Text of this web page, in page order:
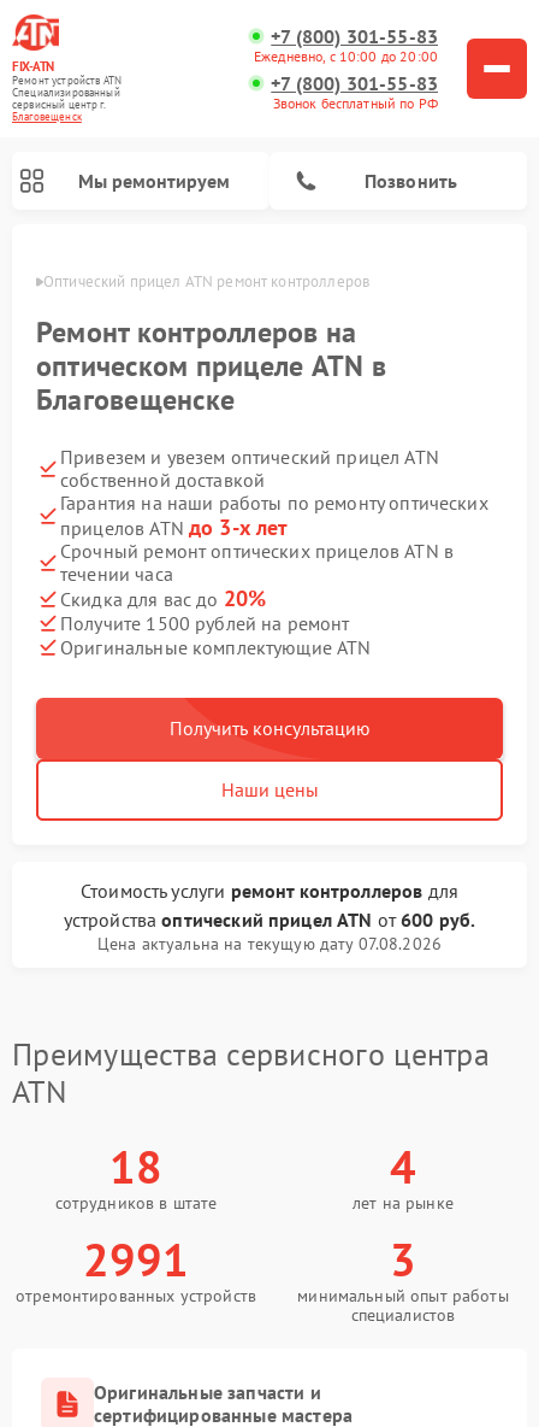
FIX-ATN
Ремонт устройств ATN
Специализированный
cервисный центр г.
Благовещенск
+7 (800) 301-55-83
Ежедневно, с 10:00 до 20:00
+7 (800) 301-55-83
Звонок бесплатный по РФ
Мы ремонтируем Позвонить
Оптический прицел ATN ремонт контроллеров
Ремонт контроллеров на
оптическом прицеле ATN в
Благовещенске
Привезем и увезем оптический прицел ATN
собственной доставкой
Гарантия на наши работы по ремонту оптических
прицелов ATN до 3-х лет
Срочный ремонт оптических прицелов ATN в
течении часа
Скидка для вас до 20%
Получите 1500 рублей на ремонт
Оригинальные комплектующие ATN
Получить консультацию
Наши цены
Стоимость услуги ремонт контроллеров для
устройстваоптический прицел ATN от600 руб.
Цена актуальна на текущую дату 07.08.2026
Преимущества сервисного центра
ATN
18
сотрудников в штате
4
лет на рынке
2991
отремонтированных устройств
3
минимальный опыт работы
специалистов
Оригинальные запчасти и
сертифицированные мастера